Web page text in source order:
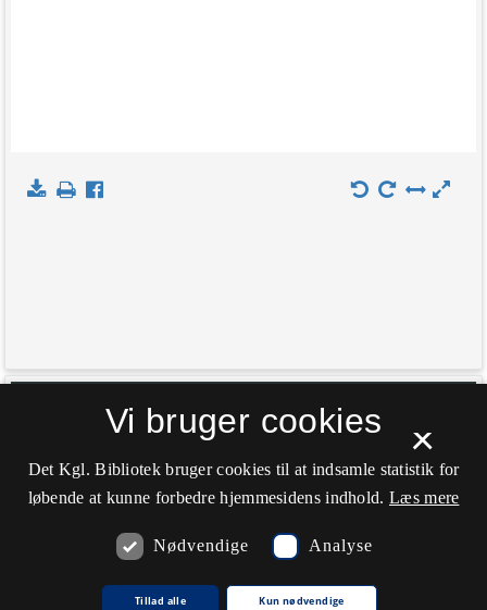
Indlæs kort
×
Vi bruger cookies
Det Kgl. Bibliotek bruger cookies til at indsamle statistik for
løbende at kunne forbedre hjemmesidens indhold. Læs mere
Nødvendige Analyse
Tillad alle Kun nødvendige